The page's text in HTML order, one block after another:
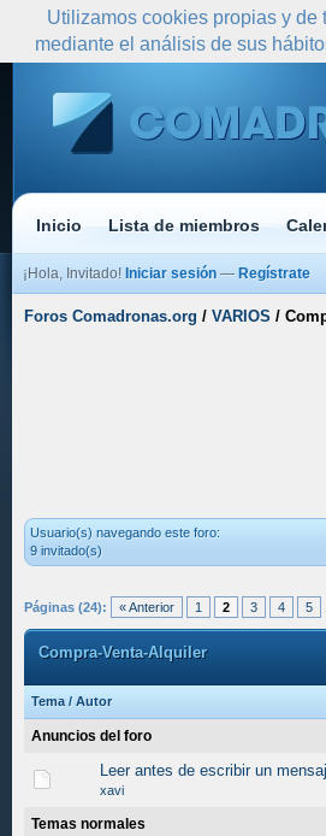
Inicio Lista de miembros
¡Hola, Invitado! Iniciar sesión — Regístrate
Foros Comadronas.org / VARIOS /
Usuario(s) navegando este foro:
9 invitado(s)
Páginas (24): « Anterior 1 2 3 4 5
Compra-Venta-Alquiler
Tema /Autor
Anuncios del foro
Leer antes de escribir un
xavi
Temas normales
Utilizamos cookies propias y
mediante el análisis de sus